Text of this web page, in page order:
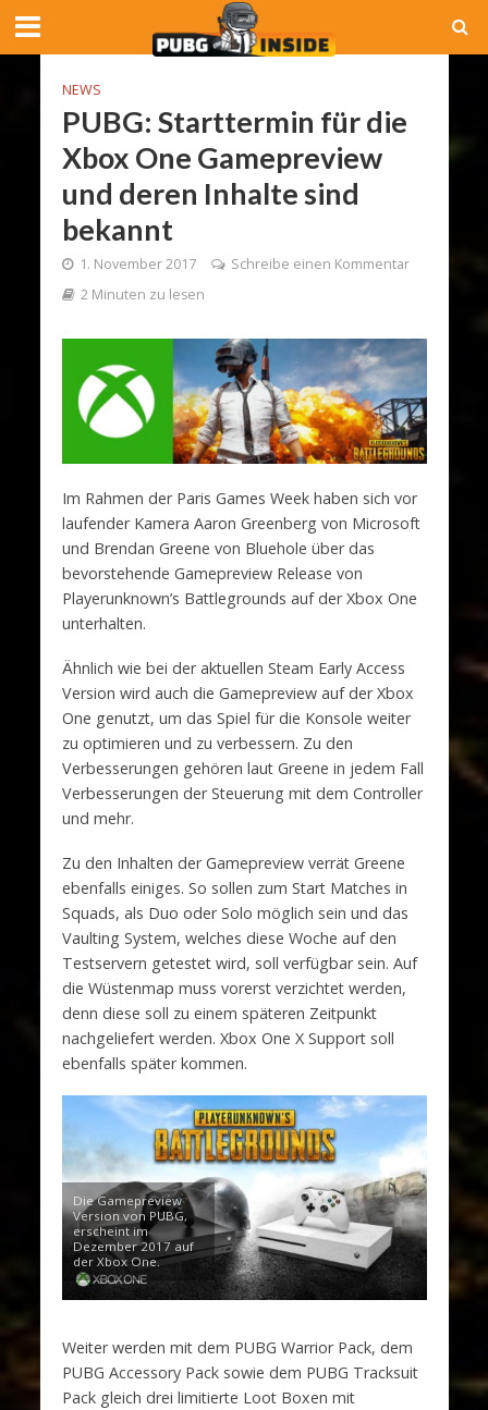
NEWS
PUBG: Starttermin für die
Xbox One Gamepreview
und deren Inhalte sind
bekannt
1. November 2017
Schreibe einen Kommentar
2 Minuten zu lesen
Im Rahmen der Paris Games Week haben sich vor
laufender Kamera Aaron Greenberg von Microsoft
und Brendan Greene von Bluehole über das
bevorstehende Gamepreview Release von
Playerunknown’s Battlegrounds auf der Xbox One
unterhalten.
Ähnlich wie bei der aktuellen Steam Early Access
Version wird auch die Gamepreview auf der Xbox
One genutzt, um das Spiel für die Konsole weiter
zu optimieren und zu verbessern. Zu den
Verbesserungen gehören laut Greene in jedem Fall
Verbesserungen der Steuerung mit dem Controller
und mehr.
Zu den Inhalten der Gamepreview verrät Greene
ebenfalls einiges. So sollen zum Start Matches in
Squads, als Duo oder Solo möglich sein und das
Vaulting System, welches diese Woche auf den
Testservern getestet wird, soll verfügbar sein. Auf
die Wüstenmap muss vorerst verzichtet werden,
denn diese soll zu einem späteren Zeitpunkt
nachgeliefert werden. Xbox One X Support soll
ebenfalls später kommen.
Die Gamepreview
Version von PUBG,
erscheint im
Dezember 2017 auf
der Xbox One.
Weiter werden mit dem PUBG Warrior Pack, dem
PUBG Accessory Pack sowie dem PUBG Tracksuit
Pack gleich drei limitierte Loot Boxen mit